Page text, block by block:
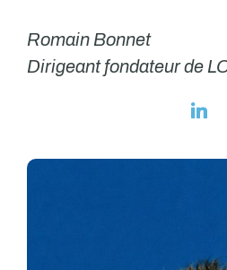
Romain Bonnet
Dirigeant fondateur de